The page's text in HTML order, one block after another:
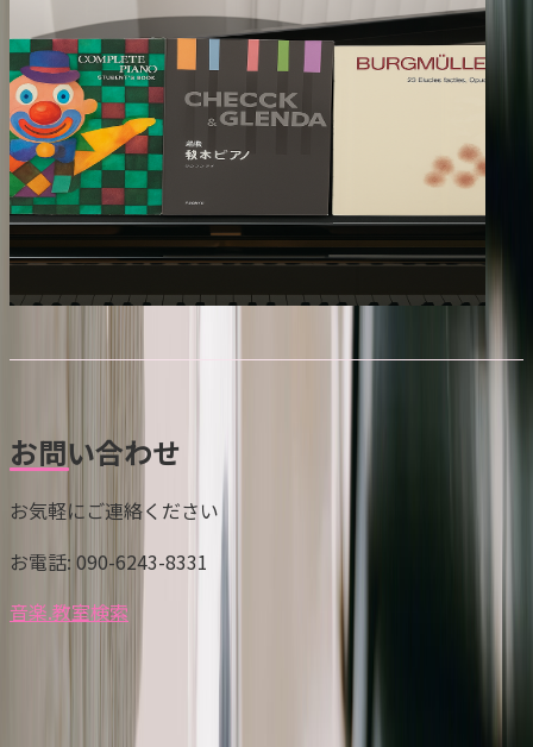
お問い合わせ
お気軽にご連絡ください
お電話: 090-6243-8331
音楽.教室検索
よこたピアノ・クラリネット教室